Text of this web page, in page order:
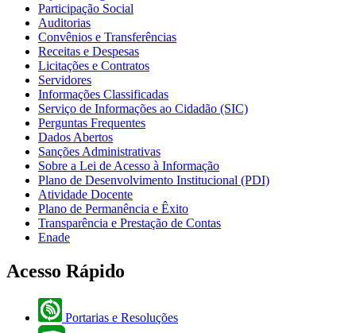
Participação Social
Auditorias
Convênios e Transferências
Receitas e Despesas
Licitações e Contratos
Servidores
Informações Classificadas
Serviço de Informações ao Cidadão (SIC)
Perguntas Frequentes
Dados Abertos
Sanções Administrativas
Sobre a Lei de Acesso à Informação
Plano de Desenvolvimento Institucional (PDI)
Atividade Docente
Plano de Permanência e Êxito
Transparência e Prestação de Contas
Enade
Acesso Rápido
Portarias e Resoluções